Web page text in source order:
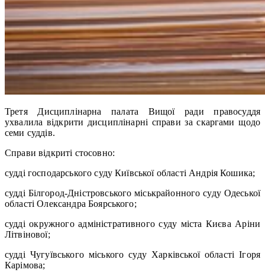
Третя Дисциплінарна палата Вищої ради правосуддя
ухвалила відкрити дисциплінарні справи за скаргами щодо
семи суддів.
Справи відкриті стосовно:
судді господарського суду Київської області Андрія Кошика;
судді Білгород-Дністровського міськрайонного суду Одеської
області Олександра Боярського;
судді окружного адміністративного суду міста Києва Аріни
Літвінової;
судді Чугуївського міського суду Харківської області Ігоря
Карімова;